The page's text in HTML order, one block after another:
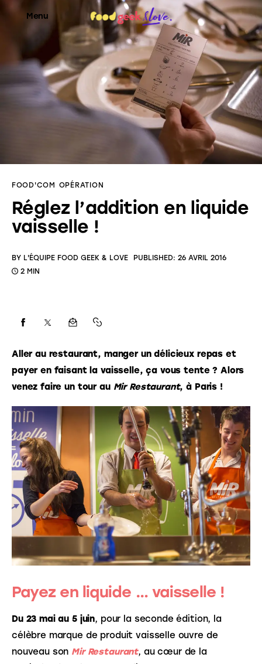
Menu
Food’News
Food’Com
Food’Life
FOOD'COM OPÉRATION
Réglez l’addition en liquide
vaisselle !
BY L'ÉQUIPE FOOD GEEK & LOVE PUBLISHED: 26 AVRIL 2016
2 MIN
Aller au restaurant, manger un délicieux repas et
payer en faisant la vaisselle, ça vous tente ? Alors
venez faire un tour au Mir Restaurant, à Paris !
Payez en liquide … vaisselle !
Du 23 mai au 5 juin, pour la seconde édition, la
célèbre marque de produit vaisselle ouvre de
nouveau son Mir Restaurant, au cœur de la